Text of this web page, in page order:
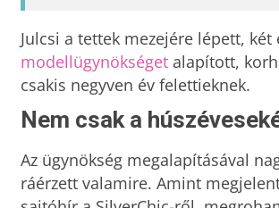
Julcsi a tettek mezejére lépett, két
modellügynökséget alapított,
csakis negyven év felettieknek.
Nem csak a
Az ügynökség megalapításával
ráérzett valamire. Amint